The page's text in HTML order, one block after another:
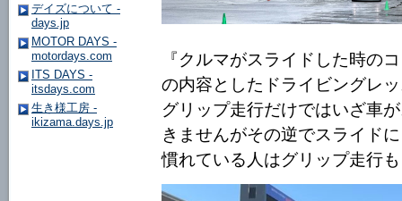
『クルマがスライドした時の
の内容としたドライビングレ
グリップ走行だけではいざ車
きませんがその逆でスライドに
慣れている人はグリップ走行
デイズについて -
days.jp
MOTOR DAYS -
motordays.com
ITS DAYS -
itsdays.com
生き様工房 -
ikizama.days.jp